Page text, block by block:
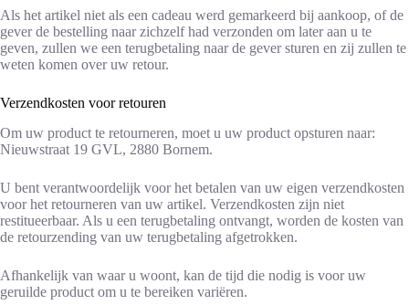
Als het artikel niet als een cadeau werd gemarkeerd bij aankoop, of de
gever de bestelling naar zichzelf had verzonden om later aan u te
geven, zullen we een terugbetaling naar de gever sturen en zij zullen te
weten komen over uw retour.
Verzendkosten voor retouren
Om uw product te retourneren, moet u uw product opsturen naar:
Nieuwstraat 19 GVL, 2880 Bornem.
U bent verantwoordelijk voor het betalen van uw eigen verzendkosten
voor het retourneren van uw artikel. Verzendkosten zijn niet
restitueerbaar. Als u een terugbetaling ontvangt, worden de kosten van
de retourzending van uw terugbetaling afgetrokken.
Afhankelijk van waar u woont, kan de tijd die nodig is voor uw
geruilde product om u te bereiken variëren.